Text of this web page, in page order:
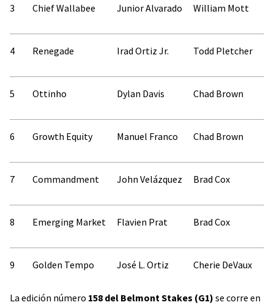
3 Chief Wallabee Junior Alvarado William Mott
4 Renegade Irad Ortiz Jr. Todd Pletcher
5 Ottinho Dylan Davis Chad Brown
6 Growth Equity Manuel Franco Chad Brown
7 Commandment John Velázquez Brad Cox
8 Emerging Market Flavien Prat Brad Cox
9 Golden Tempo José L. Ortiz Cherie DeVaux
La edición número 158 del Belmont Stakes (G1) se corre en